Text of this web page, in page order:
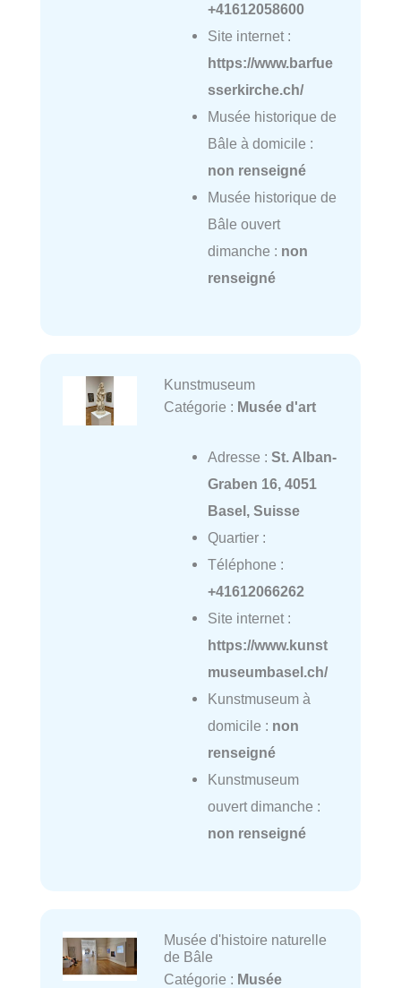
+41612058600
Site internet :
https://www.barfue
sserkirche.ch/
Musée historique de
Bâle à domicile :
non renseigné
Musée historique de
Bâle ouvert
dimanche : non
renseigné
Kunstmuseum
Catégorie : Musée d'art
Adresse : St. Alban-
Graben 16, 4051
Basel, Suisse
Quartier :
Téléphone :
+41612066262
Site internet :
https://www.kunst
museumbasel.ch/
Kunstmuseum à
domicile : non
renseigné
Kunstmuseum
ouvert dimanche :
non renseigné
Musée d'histoire naturelle
de Bâle
Catégorie : Musée